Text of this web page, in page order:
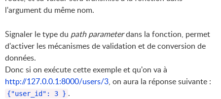
l'argument du même nom.
Signaler le type du path parameterdans la fonction, permet
d'activer les mécanismes de validation et de conversion de
données.
Donc si on exécute cette exemple et qu'on va à
http://127.0.0.1:8000/users/3, on aura la réponse suivante :
{"user_id": 3 } .